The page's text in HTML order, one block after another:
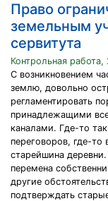
Право
земельным
сервитута
Контрольная
С возникновением
землю, довольно
регламентировать
принадлежащими
каналами. Где-то
переговоров, где-
старейшина
перемена
другие
подтверждать